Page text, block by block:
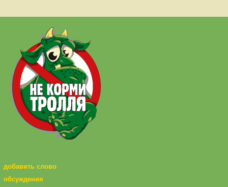
добавить слово
обсуждения